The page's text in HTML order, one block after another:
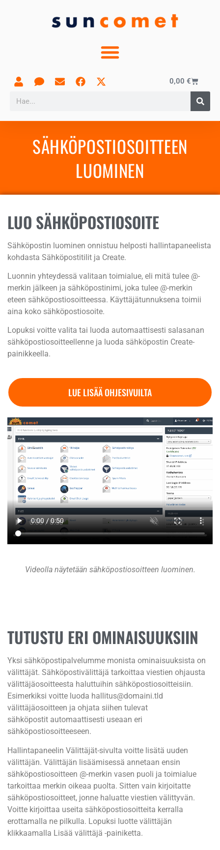
0,00 €
SÄHKÖPOSTIOSOITTEEN
LUOMINEN
LUO SÄHKÖPOSTIOSOITE
Sähköpostin luominen onnistuu helposti hallintapaneelista
kohdasta Sähköpostitilit ja Create.
Luonnin yhteydessä valitaan toimialue, eli mitä tulee @-
merkin jälkeen ja sähköpostinimi, joka tulee @-merkin
eteen sähköpostiosoitteessa. Käyttäjätunnuksena toimii
aina koko sähköpostiosoite.
Lopuksi voitte valita tai luoda automaattisesti salasanan
sähköpostiosoitteellenne ja luoda sähköpostin Create-
painikkeella.
LUE LISÄÄ OHJESIVUILTA
Videolla näytetään sähköpostiosoitteen luominen.
TUTUSTU ERI OMINAISUUKSIIN
Yksi sähköpostipalvelumme monista ominaisuuksista on
välittäjät. Sähköpostivälittäjä tarkoittaa viestien ohjausta
välittäjäosoitteesta haluttuihin sähköpostiosoitteisiin.
Esimerkiksi voitte luoda hallitus@domaini.tld
välittäjäosoitteen ja ohjata siihen tulevat
sähköpostit automaattisesti useaan eri
sähköpostiosoitteeseen.
Hallintapaneelin Välittäjät-sivulta voitte lisätä uuden
välittäjän. Välittäjän lisäämisessä annetaan ensin
sähköpostiosoitteen @-merkin vasen puoli ja toimialue
tarkoittaa merkin oikeaa puolta. Sitten vain kirjoitatte
sähköpostiosoitteet, jonne haluatte viestien välittyvän.
Voitte kirjoittaa useita sähköpostiosoitteita kerralla
erottamalla ne pilkulla. Lopuksi luotte välittäjän
klikkaamalla Lisää välittäjä -painiketta.